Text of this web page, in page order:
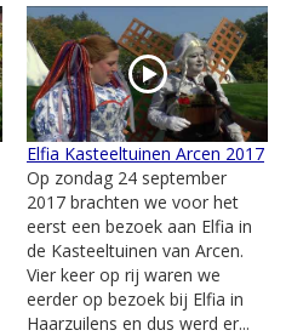
Elfia Kasteeltuinen Arcen 2017
Op zondag 24 september
2017 brachten we voor het
eerst een bezoek aan Elfia in
de Kasteeltuinen van Arcen.
Vier keer op rij waren we
eerder op bezoek bij Elfia in
Haarzuilens en dus werd er...